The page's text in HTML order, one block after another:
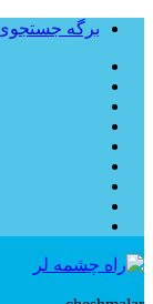
برگه